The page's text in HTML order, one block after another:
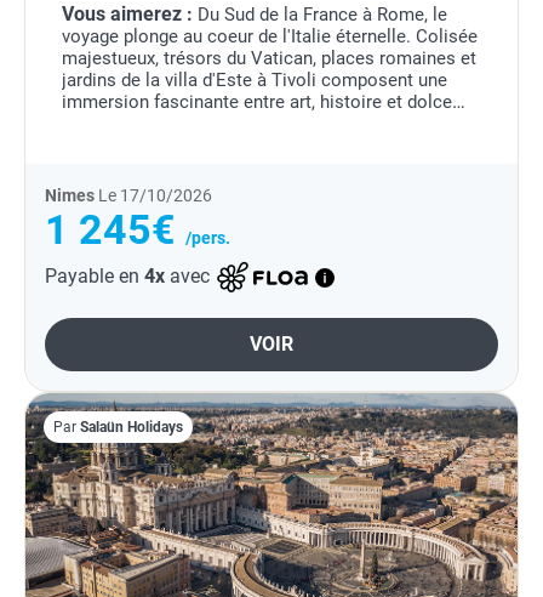
Vous aimerez : Du Sud de la France à Rome, le
voyage plonge au coeur de l'Italie éternelle. Colisée
majestueux, trésors du Vatican, places romaines et
jardins de la villa d'Este à Tivoli composent une
immersion fascinante entre art, histoire et dolce
Nimes Le 17/10/2026
1 245€ /pers.
Payable en 4x avec
VOIR
Par Salaün Holidays